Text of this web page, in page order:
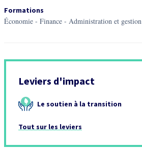
Formations
Économie - Finance - Administration et
Leviers d'impact
Le soutien à la transition
Tout sur les leviers